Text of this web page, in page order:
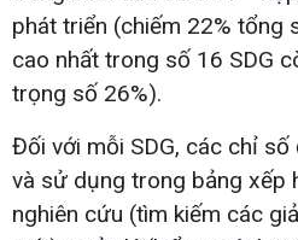
phát triển (chiếm 22% tổng
cao nhất trong số 16 SDG
trọng số 26%).
Đối với mỗi SDG, các chỉ
và sử dụng trong bảng xếp
nghiên cứu (tìm kiếm các